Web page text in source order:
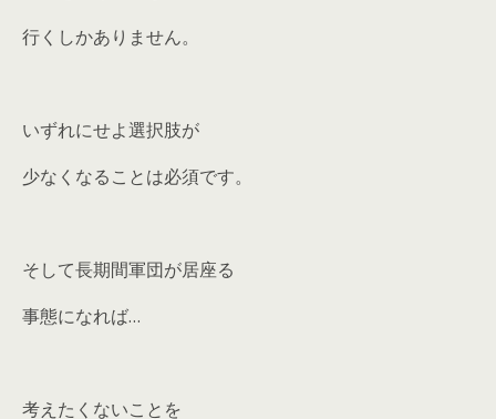
行くしかありません。
いずれにせよ選択肢が
少なくなることは必須です。
そして長期間軍団が居座る
事態になれば…
考えたくないことを